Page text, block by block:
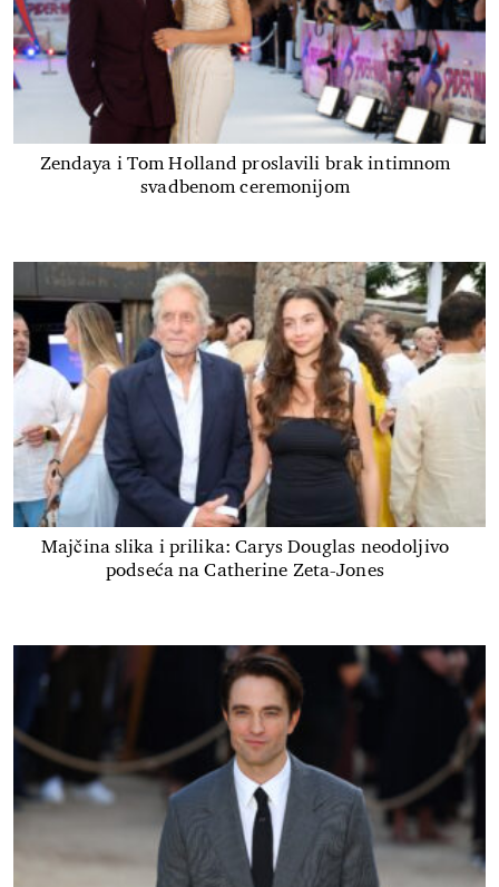
Zendaya i Tom Holland proslavili brak intimnom
svadbenom ceremonijom
Majčina slika i prilika: Carys Douglas neodoljivo
podseća na Catherine Zeta-Jones